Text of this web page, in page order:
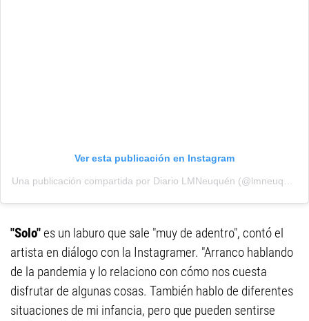
Ver esta publicación en Instagram
Una publicación compartida por Diario LMNeuquén (@lmneuquen)
"Solo"es un laburo que sale "muy de adentro", contó el
artista en diálogo con la Instagramer. "Arranco hablando
de la pandemia y lo relaciono con cómo nos cuesta
disfrutar de algunas cosas. También hablo de diferentes
situaciones de mi infancia, pero que pueden sentirse